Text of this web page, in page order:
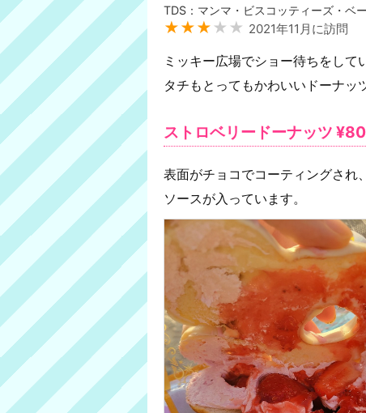
TDS：マンマ・ビスコッティーズ・ベ
★★★ ★★ 2021年11月に訪問
ミッキー広場でショー待ちをし
タチもとってもかわいいドーナッ
ストロベリードーナッツ
表面がチョコでコーティングされ
ソースが入っています。